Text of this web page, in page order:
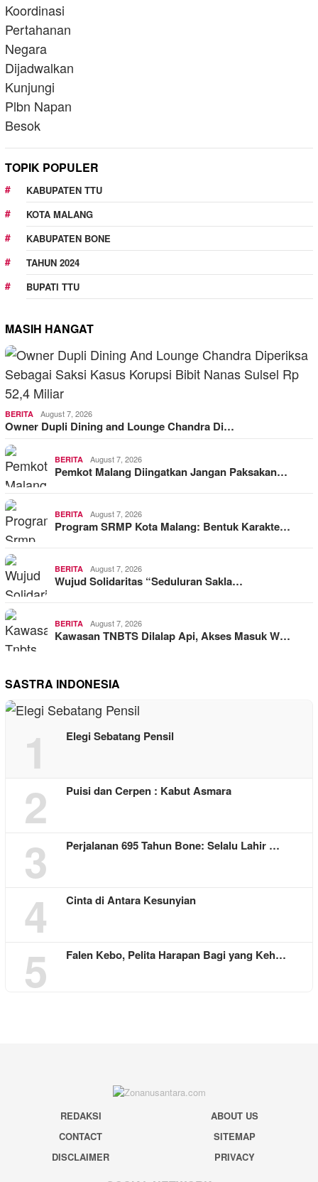
TOPIK POPULER
KABUPATEN TTU
KOTA MALANG
KABUPATEN BONE
TAHUN 2024
BUPATI TTU
MASIH HANGAT
BERITA August 7, 2026
Owner Dupli Dining and Lounge Chandra Di…
BERITA August 7, 2026
Pemkot Malang Diingatkan Jangan Paksakan…
BERITA August 7, 2026
Program SRMP Kota Malang: Bentuk Karakte…
BERITA August 7, 2026
Wujud Solidaritas “Seduluran Sakla…
BERITA August 7, 2026
Kawasan TNBTS Dilalap Api, Akses Masuk W…
SASTRA INDONESIA
1 Elegi Sebatang Pensil
2 Puisi dan Cerpen : Kabut Asmara
3 Perjalanan 695 Tahun Bone: Selalu Lahir …
4 Cinta di Antara Kesunyian
5 Falen Kebo, Pelita Harapan Bagi yang Keh…
REDAKSI
ABOUT US
CONTACT
SITEMAP
DISCLAIMER
PRIVACY